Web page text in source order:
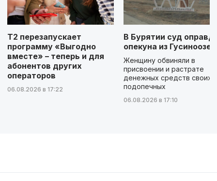
Т2 перезапускает
программу «Выгодно
вместе» – теперь и для
абонентов других
операторов
06.08.2026 в 17:22
В Бурятии суд
опекуна из
Женщину обвиняли в
присвоении и растрате
денежных средств своих
подопечных
06.08.2026 в 17:10